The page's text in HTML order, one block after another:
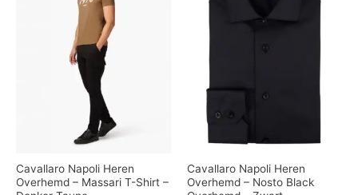
Cavallaro Napoli Heren
Overhemd – Massari T-Shirt –
Cavallaro Napoli Heren
Overhemd – Nosto Black